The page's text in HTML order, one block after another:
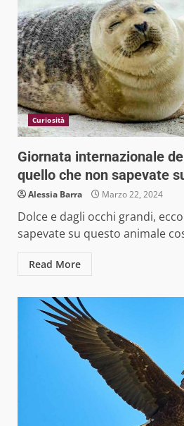
Curiosità
Giornata internazionale
quello che non sapevate
Alessia Barra Marzo 22, 2024
Dolce e dagli occhi grandi,
sapevate su questo animale
Read More